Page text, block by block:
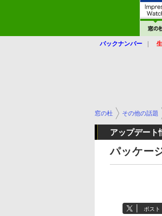
バックナンバー
窓の杜 その他の話題
アップデート
パッケー
ポスト